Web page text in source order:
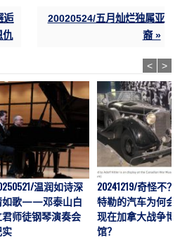
逅
仇
20020524/五月灿烂独属亚
裔 »
温润如诗深
如歌——邓泰山白
师徒钢琴演奏会
20241219/奇怪不？希
特勒的汽车为何会出
现在加拿大战争博物
馆？
< >